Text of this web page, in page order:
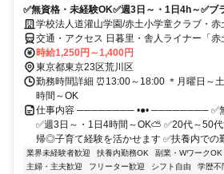
✅無資格・未経験OK✅週3日～・1日4h～✅ブ
学校法人道灌山学園/赤土小学童クラブ・
交通・アクセス 日暮里・舎人ライナー「赤
分
時給1,250円～1,400円
東京都東京23区荒川区
勤務時間詳細 ⏰13:00～18:00 ＊月曜日～
時間～OK
仕事内容 ──────── •●• ──────── ✅無
✅週3日～・1日4時間～OK⛅ ✅20代～50
帰◎子育て経験を活かせます ✅扶養内での
業界未経験者歓迎 扶養内勤務OK 副業・WワークOK
主婦・主夫歓迎
フリーター歓迎 シフト自由 学歴不